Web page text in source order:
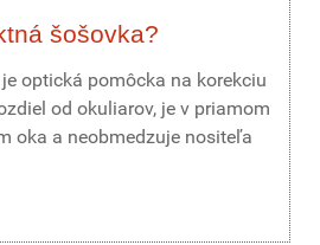
šošovka?
optická pomôcka na korekciu
od okuliarov, je v priamom
oka a neobmedzuje nositeľa